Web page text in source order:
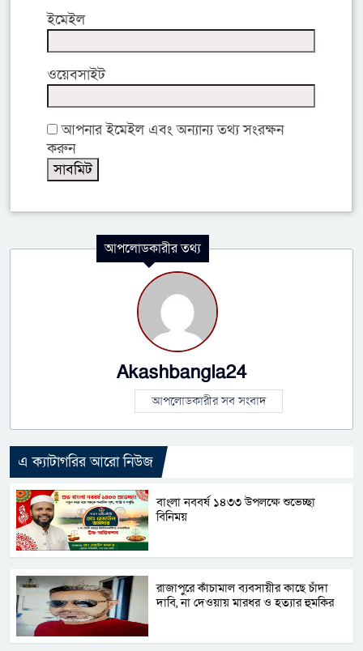
ইমেইল
ওয়েবসাইট
আপনার ইমেইল এবং অন্যান্য তথ্য সংরক্ষন
করুন
আপলোডকারীর তথ্য
Akashbangla24
আপলোডকারীর সব সংবাদ
এ ক্যাটাগরির আরো নিউজ
বাংলা নববর্ষ ১৪৩৩ উপলক্ষে শুভেচ্ছা
বিনিময়
রাজাপুরে কাঁচামাল ব্যবসায়ীর কাছে চাঁদা
দাবি, না দেওয়ায় মারধর ও হত্যার হুমকির